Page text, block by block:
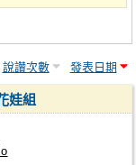
說讚次數 發表日期
娃組